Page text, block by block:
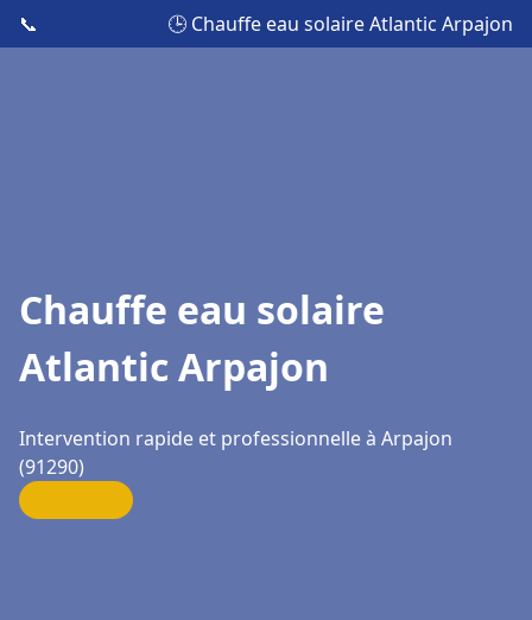
📞 🕒 Chauffe eau solaire Atlantic Arpajon
Chauffe eau solaire
Atlantic Arpajon
Intervention rapide et professionnelle à Arpajon
(91290)